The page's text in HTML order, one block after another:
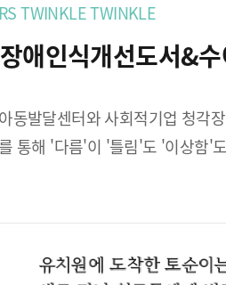
TWINKLE TWINKLE
애인식개선도서&
동발달센터와 사회적기업 청각
통해 '다름'이 '틀림'도 '이상함'